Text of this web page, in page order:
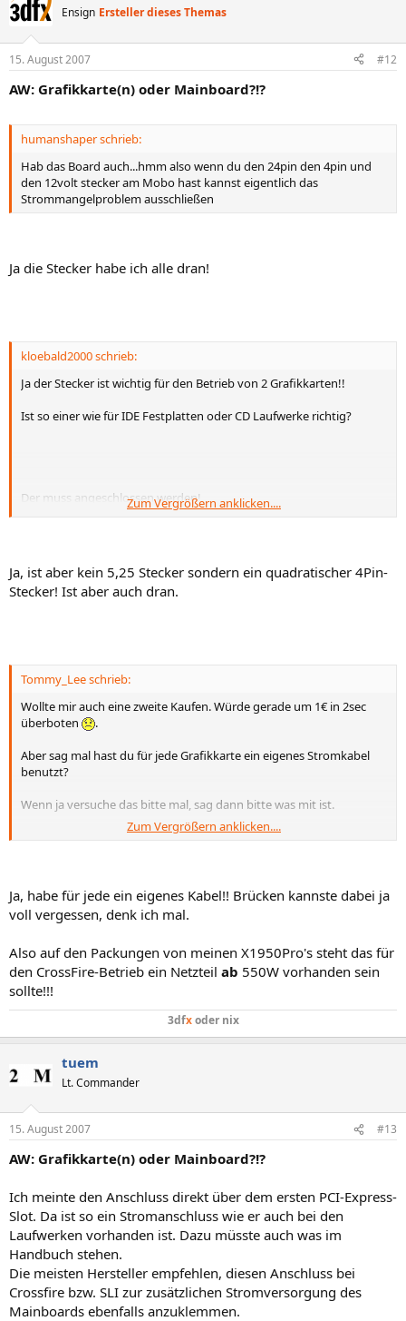
Ensign Ersteller dieses Themas
15. August 2007 #12
AW: Grafikkarte(n) oder Mainboard?!?
humanshaper schrieb:
Hab das Board auch...hmm also wenn du den 24pin den 4pin und
den 12volt stecker am Mobo hast kannst eigentlich das
Strommangelproblem ausschließen
Ja die Stecker habe ich alle dran!
kloebald2000 schrieb:
Ja der Stecker ist wichtig für den Betrieb von 2 Grafikkarten!!
Ist so einer wie für IDE Festplatten oder CD Laufwerke richtig?
Der muss angeschlossen werden!
Haben Abit Boards auch oft.
Zum Vergrößern anklicken....
Ja, ist aber kein 5,25 Stecker sondern ein quadratischer 4Pin-
Stecker! Ist aber auch dran.
Tommy_Lee schrieb:
Wollte mir auch eine zweite Kaufen. Würde gerade um 1€ in 2sec
überboten
.
Aber sag mal hast du für jede Grafikkarte ein eigenes Stromkabel
benutzt?
Wenn ja versuche das bitte mal, sag dann bitte was mit ist.
mfg
PS: Habe 500Watt Netzteil, würde das reichen?
Zum Vergrößern anklicken....
Ja, habe für jede ein eigenes Kabel!! Brücken kannste dabei ja
voll vergessen, denk ich mal.
Also auf den Packungen von meinen X1950Pro's steht das für
den CrossFire-Betrieb ein Netzteil ab 550W vorhanden sein
sollte!!!
3dfxoder nix
tuem
Lt. Commander
15. August 2007 #13
AW: Grafikkarte(n) oder Mainboard?!?
Ich meinte den Anschluss direkt über dem ersten PCI-Express-
Slot. Da ist so ein Stromanschluss wie er auch bei den
Laufwerken vorhanden ist. Dazu müsste auch was im
Handbuch stehen.
Die meisten Hersteller empfehlen, diesen Anschluss bei
Crossfire bzw. SLI zur zusätzlichen Stromversorgung des
Mainboards ebenfalls anzuklemmen.